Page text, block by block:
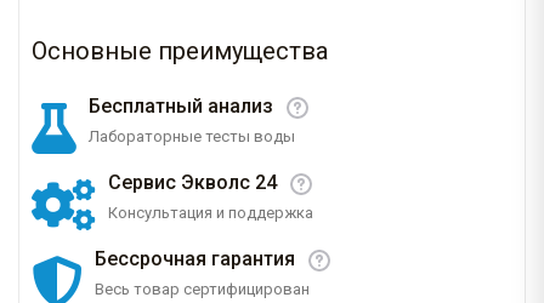
Основные преимущества
Бесплатный анализ
Лабораторные тесты воды
Сервис Экволс 24
Консультация и поддержка
Бессрочная гарантия
Весь товар сертифицирован